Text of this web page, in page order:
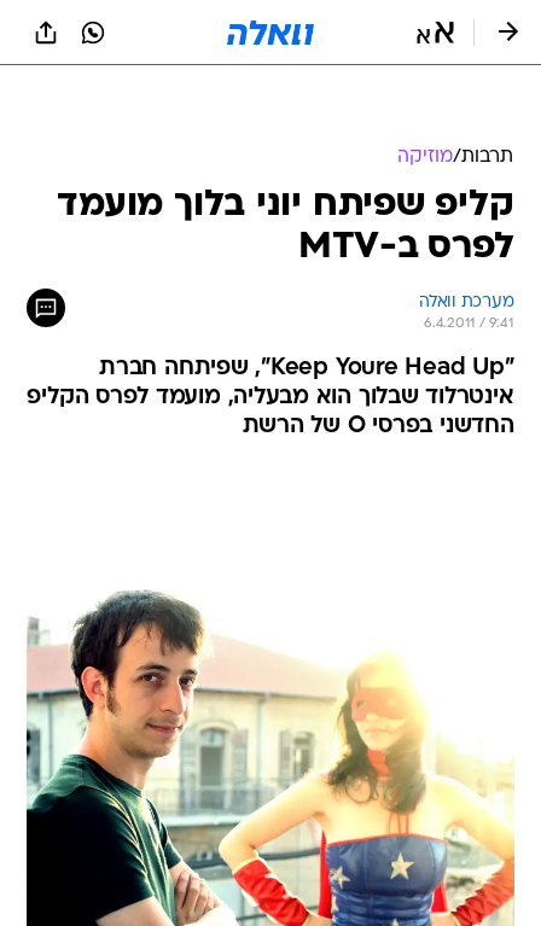
תרבות/מוזיקה
קליפ שפיתח יוני בלוך מועמד
לפרס ב-MTV
מערכת וואלה
6.4.2011 / 9:41
"Keep Youre Head Up", שפיתחה חברת
אינטרלוד שבלוך הוא מבעליה, מועמד לפרס הקליפ
החדשני בפרסי O של הרשת